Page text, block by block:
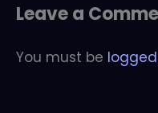
Leave a
You must be